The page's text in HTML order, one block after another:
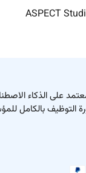
ASPECT
على الذكاء
التوظيف بالكامل